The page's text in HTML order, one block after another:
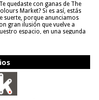
quedaste con ganas de The
Market? Si es así, estás
suerte, porque anunciamos
gran ilusión que vuelve a
espacio, en una segunda